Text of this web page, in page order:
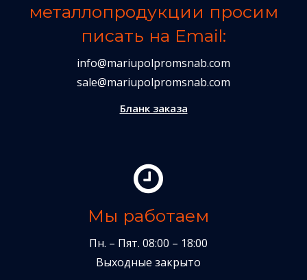
металлопродукции просим
писать на Email:
info@mariupolpromsnab.com
sale@mariupolpromsnab.com
Бланк заказа
Мы работаем
Пн. – Пят. 08:00 – 18:00
Выходные закрыто